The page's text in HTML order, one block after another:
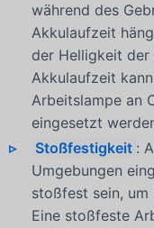
während des
Akkulaufzeit
der Helligkeit der
Akkulaufzeit
Arbeitslampe an
eingesetzt
Stoßfestigkeit :
Umgebungen
stoßfest sein, um
Eine stoßfeste